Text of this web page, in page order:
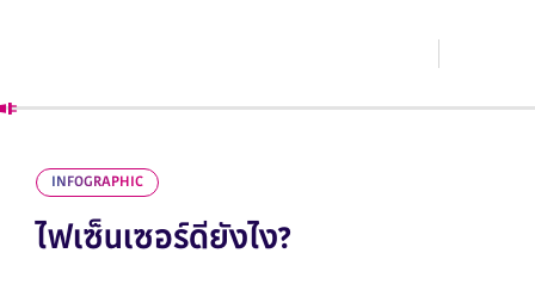
INFOGRAPHIC
ไฟเซ็นเซอร์ดียังไง?